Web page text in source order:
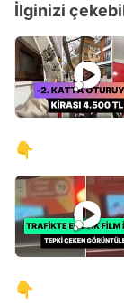
İlginizi
👇
👇